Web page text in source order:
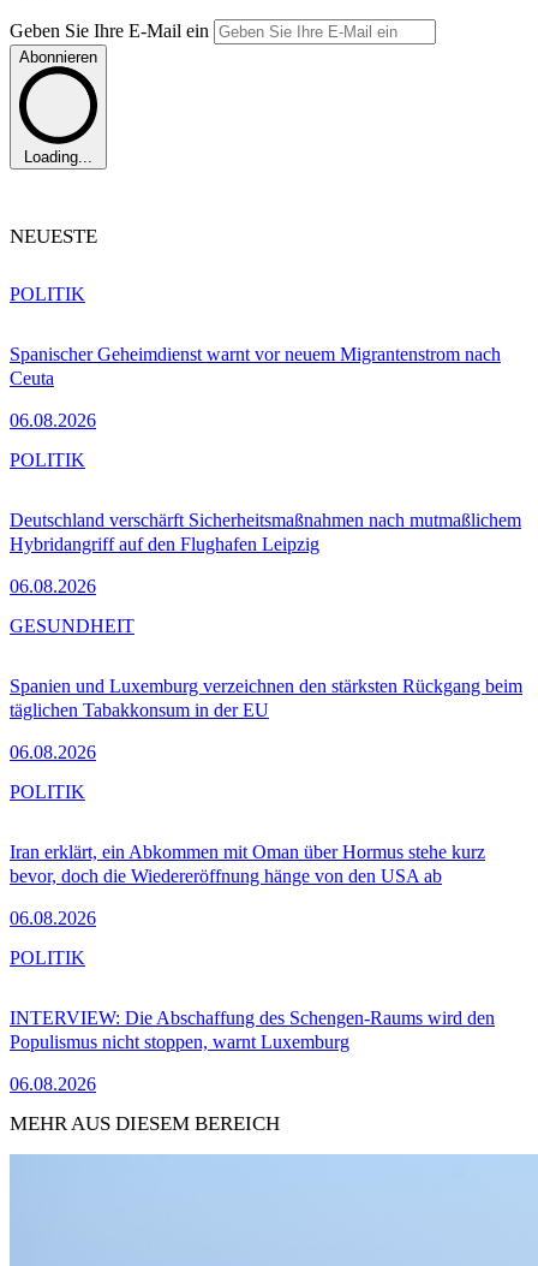
Geben Sie Ihre E-Mail ein
Abonnieren
Loading...
NEUESTE
Spanischer Geheimdienst warnt vor neuem Migrantenstrom nach
Ceuta
06.08.2026
POLITIK
Deutschland verschärft Sicherheitsmaßnahmen nach mutmaßlichem
Hybridangriff auf den Flughafen Leipzig
06.08.2026
POLITIK
Spanien und Luxemburg verzeichnen den stärksten Rückgang beim
täglichen Tabakkonsum in der EU
06.08.2026
GESUNDHEIT
Iran erklärt, ein Abkommen mit Oman über Hormus stehe kurz
bevor, doch die Wiedereröffnung hänge von den USA ab
06.08.2026
POLITIK
INTERVIEW: Die Abschaffung des Schengen-Raums wird den
Populismus nicht stoppen, warnt Luxemburg
06.08.2026
POLITIK
MEHR AUS DIESEM BEREICH